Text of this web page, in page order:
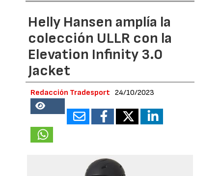
Helly Hansen amplía la
colección ULLR con la
Elevation Infinity 3.0
Jacket
Redacción Tradesport 24/10/2023
68656